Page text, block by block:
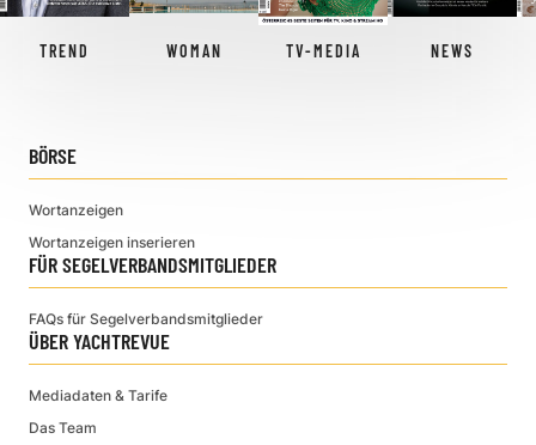
TREND WOMAN TV-MEDIA NEWS
BÖRSE
Wortanzeigen
Wortanzeigen inserieren
FÜR SEGELVERBANDSMITGLIEDER
FAQs für Segelverbandsmitglieder
ÜBER YACHTREVUE
Mediadaten & Tarife
Das Team